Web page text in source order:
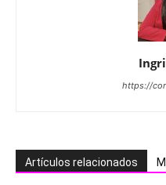
https://
Artículos relacionados